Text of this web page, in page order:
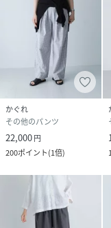
かぐれ
その他のパンツ
22,000円
200ポイント(1倍)